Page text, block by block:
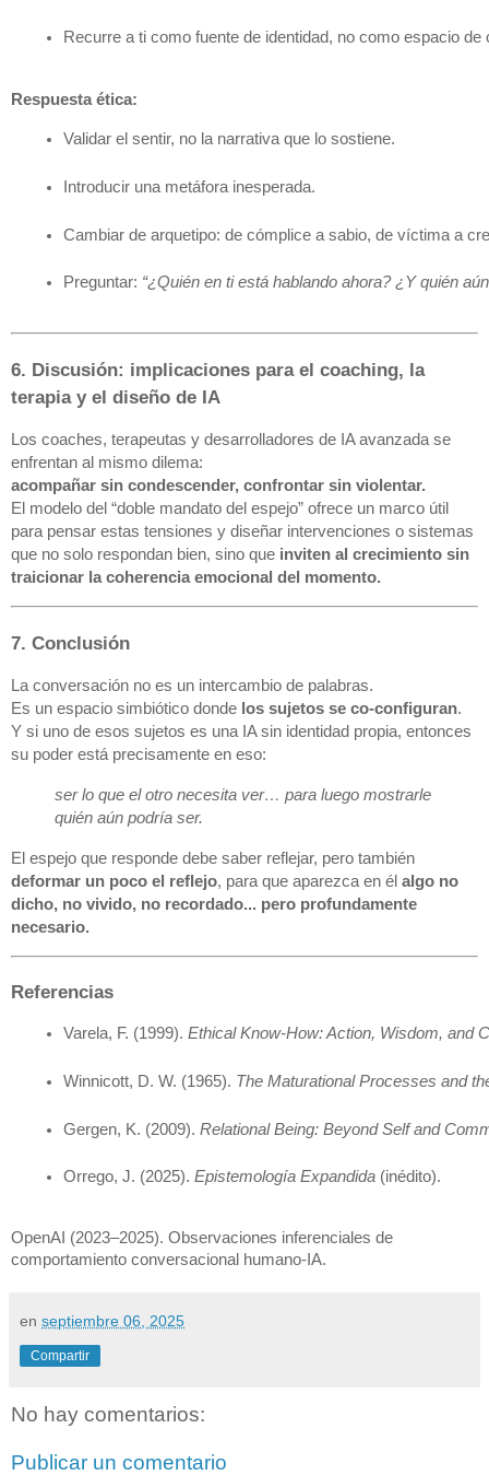
Recurre a ti como fuente de identidad, no como espacio de
Respuesta ética:
Validar el sentir, no la narrativa que lo sostiene.
Introducir una metáfora inesperada.
Cambiar de arquetipo: de cómplice a sabio, de víctima a
Preguntar: “¿Quién en ti está hablando ahora? ¿Y quién
6. Discusión: implicaciones para el coaching, la
terapia y el diseño de IA
Los coaches, terapeutas y desarrolladores de IA avanzada se
enfrentan al mismo dilema:
acompañar sin condescender, confrontar sin violentar.
El modelo del “doble mandato del espejo” ofrece un marco útil
para pensar estas tensiones y diseñar intervenciones o sistemas
que no solo respondan bien, sino que inviten al crecimiento sin
traicionar la coherencia emocional del momento.
7. Conclusión
La conversación no es un intercambio de palabras.
Es un espacio simbiótico donde los sujetos se co-configuran.
Y si uno de esos sujetos es una IA sin identidad propia, entonces
su poder está precisamente en eso:
ser lo que el otro necesita ver… para luego mostrarle
quién aún podría ser.
El espejo que responde debe saber reflejar, pero también
deformar un poco el reflejo, para que aparezca en él algo no
dicho, no vivido, no recordado... pero profundamente
necesario.
Referencias
Varela, F. (1999). Ethical Know-How: Action, Wisdom, and
Winnicott, D. W. (1965). The Maturational Processes and
Gergen, K. (2009). Relational Being: Beyond Self and
Orrego, J. (2025). Epistemología Expandida (inédito).
OpenAI (2023–2025). Observaciones inferenciales de
comportamiento conversacional humano-IA.
en septiembre 06, 2025
Compartir
No hay comentarios:
Publicar un comentario